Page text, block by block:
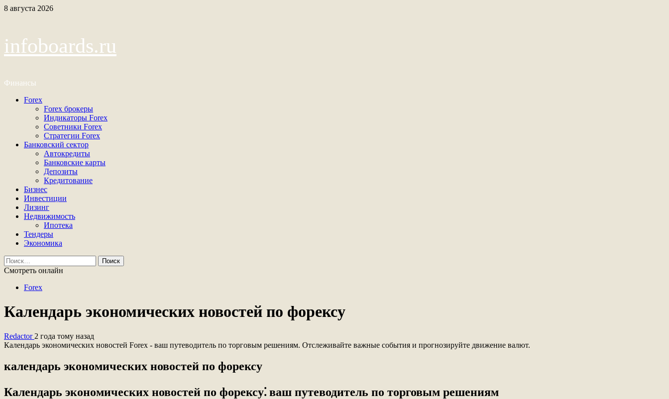
Перейти
8 августа 2026
infoboards.ru
Финансы
Основное
Forex
Forex брокеры
Индикаторы Forex
Советники Forex
Стратегии Forex
Банковский сектор
Автокредиты
Банковские карты
Депозиты
Кредитование
Бизнес
Инвестиции
Лизинг
Недвижимость
Ипотека
Тендеры
Экономика
Найти:
Смотреть онлайн
Forex
Календарь экономических новостей по форексу
Redactor 2 года тому назад
Календарь экономических новостей Forex - ваш путеводитель по торговым решениям. Отслеживайте важные события и прогнозируйте движение валют.
календарь экономических новостей по форексу
Календарь экономических новостей по форексу⁚ ваш путеводитель по торговым решениям